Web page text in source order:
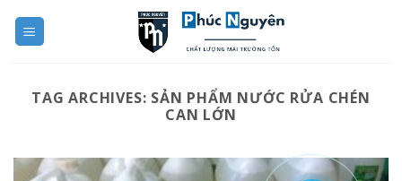
TAG ARCHIVES: SẢN PHẨM NƯỚC RỬA CHÉN
CAN LỚN